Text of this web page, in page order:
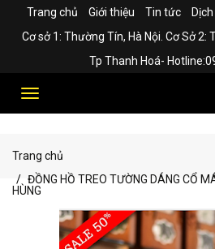
Trang chủ Giới thiệu Tin tức
Cơ sở 1: Thường Tín, Hà Nội. Cơ Sở 2:
Tp Thanh Hoá-
Toggle
Trang chủ
ĐỒNG HỒ TREO TƯỜNG DÁNG CỔ
HÙNG